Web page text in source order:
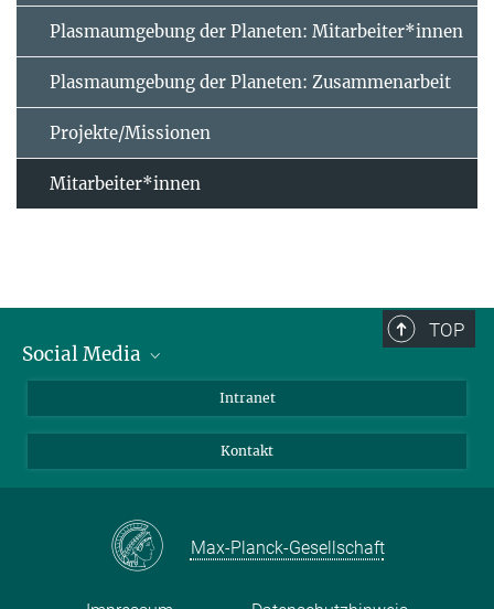
Plasmaumgebung der Planeten: Mitarbeiter*innen
Plasmaumgebung der Planeten: Zusammenarbeit
Projekte/Missionen
Mitarbeiter*innen
TOP
Social Media
Facebook
Instagram
Mastodon
Intranet
Kontakt
Max-Planck-Gesellschaft